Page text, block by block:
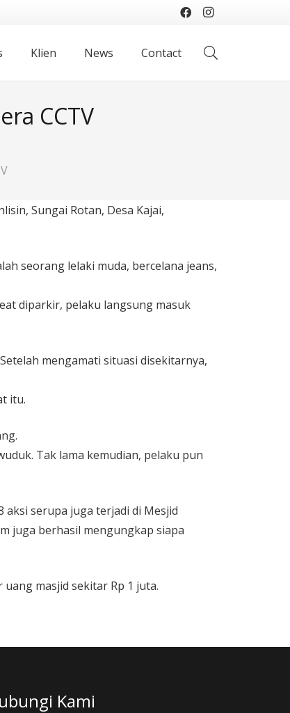
Klien News Contact
CCTV
Sungai Rotan, Desa Kajai,
seorang lelaki muda, bercelana jeans,
diparkir, pelaku langsung masuk
mengamati situasi disekitarnya,
itu.
Tak lama kemudian, pelaku pun
serupa juga terjadi di Mesjid
juga berhasil mengungkap siapa
masjid sekitar Rp 1 juta.
Kami